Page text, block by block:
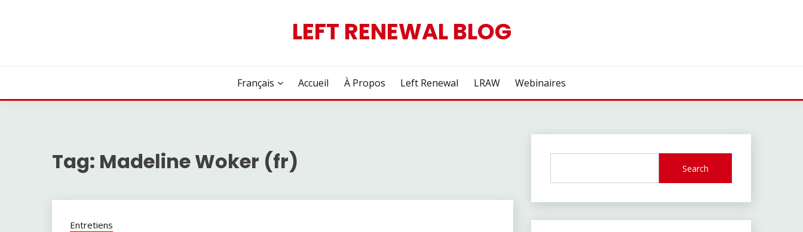
LEFT RENEWAL BLOG
Français Accueil À Propos Left Renewal LRAW Webinaires
Tag: Madeline Woker (fr)
Entretiens
Search